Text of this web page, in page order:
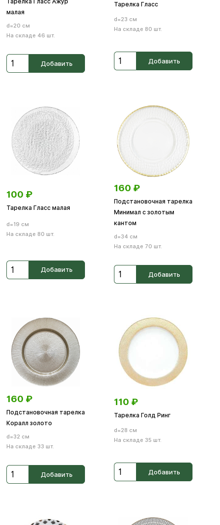
малая
d=20 см
На складе 46 шт.
Добавить
Тарелка Гласс
d=23 см
На складе 80 шт.
Добавить
100 ₽
Тарелка Гласс малая
d=19 см
На складе 80 шт.
Добавить
160 ₽
Подстановочная тарелка
Минимал с золотым
кантом
d=34 см
На складе 70 шт.
Добавить
160 ₽
Подстановочная тарелка
Коралл золото
d=32 см
На складе 33 шт.
Добавить
110 ₽
Тарелка Голд Ринг
d=28 см
На складе 35 шт.
Добавить